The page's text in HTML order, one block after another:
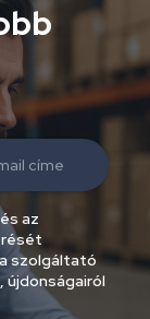
az
szolgáltató
újdonságairól